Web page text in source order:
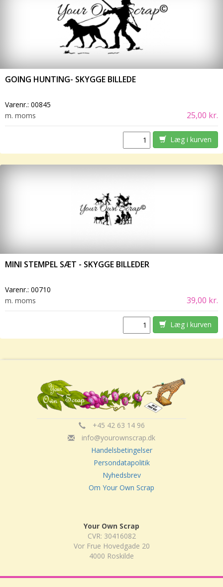
GOING HUNTING- SKYGGE BILLEDE
Varenr.: 00845
m. moms
25,00 kr.
Læg i kurven
MINI STEMPEL SÆT - SKYGGE BILLEDER
Varenr.: 00710
m. moms
39,00 kr.
Læg i kurven
+45 42 63 14 96
info@yourownscrap.dk
Handelsbetingelser
Persondatapolitik
Nyhedsbrev
Om Your Own Scrap
Your Own Scrap
CVR: 30416082
Vor Frue Hovedgade 20
4000 Roskilde